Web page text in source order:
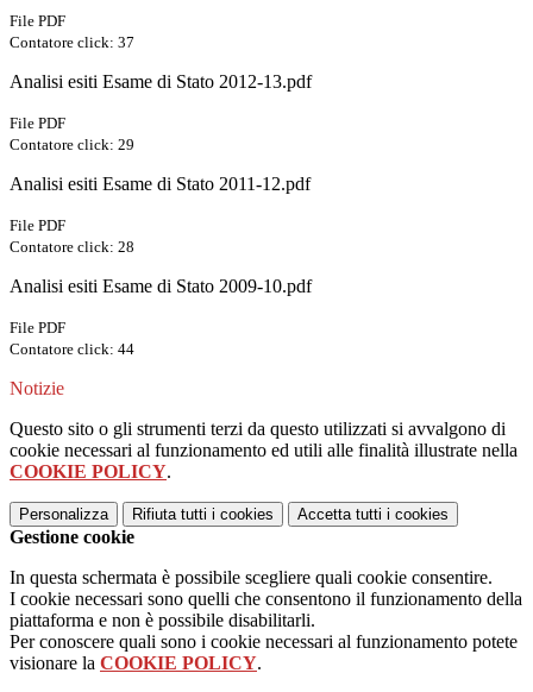
File PDF
Contatore click: 37
Analisi esiti Esame di Stato 2012-13.pdf
File PDF
Contatore click: 29
Analisi esiti Esame di Stato 2011-12.pdf
File PDF
Contatore click: 28
Analisi esiti Esame di Stato 2009-10.pdf
File PDF
Contatore click: 44
Notizie
Questo sito o gli strumenti terzi da questo utilizzati si avvalgono di
cookie necessari al funzionamento ed utili alle finalità illustrate nella
COOKIE POLICY.
Personalizza Rifiuta tutti i cookies Accetta tutti i cookies
Gestione cookie
In questa schermata è possibile scegliere quali cookie consentire.
I cookie necessari sono quelli che consentono il funzionamento della
piattaforma e non è possibile disabilitarli.
Per conoscere quali sono i cookie necessari al funzionamento potete
visionare la COOKIE POLICY.